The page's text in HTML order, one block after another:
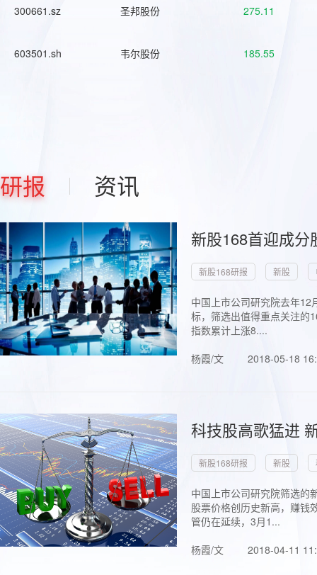
300661.sz 圣邦股份 275.11
603501.sh 韦尔股份 185.55
研报 资讯
新股168首迎成
新股168研报 新股
中国上市公司研究院去年
标，筛选出值得重点关注的
指数累计上涨8....
杨霞/文
2018-05-18
科技股高歌猛进
新股168研报 新股
中国上市公司研究院筛选的
股票价格创历史新高，赚钱
管仍在延续，3月1...
杨霞/文
2018-04-11